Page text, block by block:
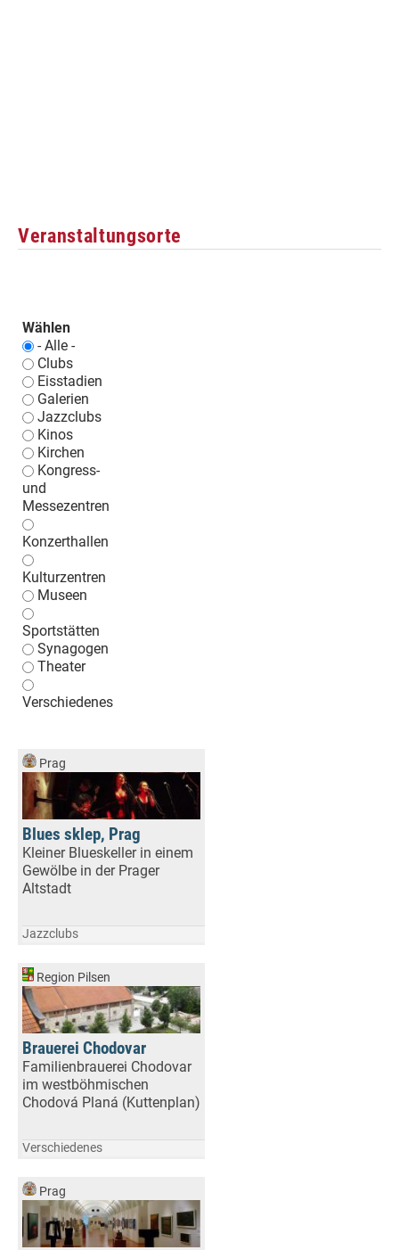
Veranstaltungsorte
Wählen
- Alle -
Clubs
Eisstadien
Galerien
Jazzclubs
Kinos
Kirchen
Kongress-
und
Messezentren
Konzerthallen
Kulturzentren
Museen
Sportstätten
Synagogen
Theater
Verschiedenes
Prag
Blues sklep, Prag
Kleiner Blueskeller in einem
Gewölbe in der Prager
Altstadt
Jazzclubs
Region Pilsen
Brauerei Chodovar
Familienbrauerei Chodovar
im westböhmischen
Chodová Planá (Kuttenplan)
Verschiedenes
Prag